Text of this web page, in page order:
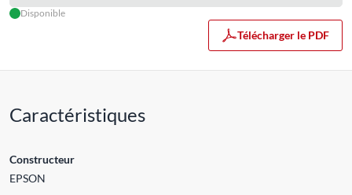
Disponible
Télécharger le PDF
Caractéristiques
Constructeur
EPSON